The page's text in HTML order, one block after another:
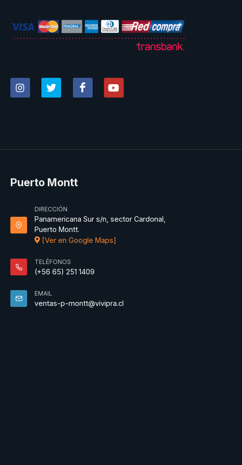
Puerto Montt
DIRECCIÓN
Panamericana Sur s/n, sector Cardonal,
Puerto Montt.
[Ver en Google Maps]
TELÉFONOS
(+56 65) 251 1409
EMAIL
ventas-p-montt@vivipra.cl